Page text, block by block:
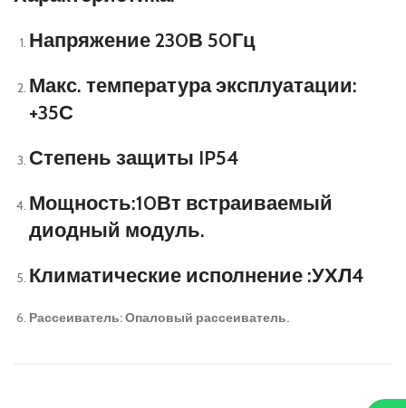
Напряжение 230В 50Гц
Макс. температура эксплуатации:
+35С
Степень защиты IP54
Мощность:10Вт встраиваемый
диодный модуль.
Климатические исполнение :УХЛ4
Рассеиватель: Опаловый рассеиватель.